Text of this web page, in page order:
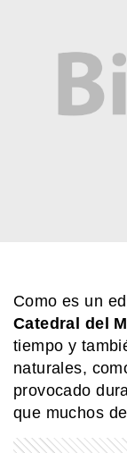
Como es un
Catedral del
tiempo y
naturales,
provocado
que muchos